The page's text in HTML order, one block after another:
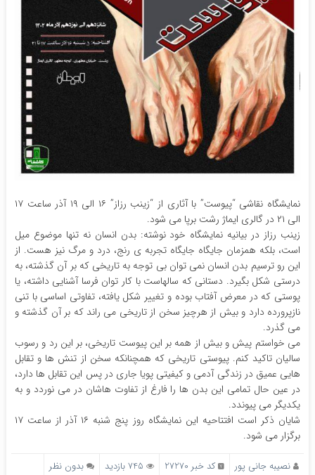
نمایشگاه نقاشی “پیوست” با آثاری از “زینب رزاز” ۱۶ الی ۱۹ آذر ساعت ۱۷
الی ۲۱ در گالری ایماژ رشت برپا می شود.
زینب رزاز در بیانیه نمایشگاه خود نوشته: بدن انسان نه تنها موضوع میل
است، بلکه همزمان جایگاه جایگاه تجربه ی رنج، درد و مرگ نیز هست. از
این رو ترسیم بدن انسان نمی توان بی توجه به تاریخی که بر آن گذشته، به
درستی شکل بگیرد. دستانی که سالهاست با کار توان فرسا آشنایی داشته، یا
پوستی که در معرض آفتاب بوده و تغییر شکل یافته، تفاوتی اساسی با تنی
نازپرورده دارد و بیش از هرچیز سخن از تاریخی می راند که بر آن گذشته و
می گذرد.
می خواستم پیش و بیش از همه بر این پیوست تاریخی، بر این رد و رسوب
سالیان تاکید کنم. پیوستی تاریخی که همچنانکه سخن از تنش ها و تقابل
هایی عمیق در زندگی آدمی و کیفیتی پویا جاری در پس این تقابل ها دارد،
در عین حال تمامی این بدن ها را فارغ از تفاوت هاشان در می نوردد و به
یکدیگر می پیوندد.
شایان ذکر است افتتاحیه این نمایشگاه روز پنج شنبه ۱۶ آذر از ساعت ۱۷
برگزار می شود.
نصیبه جانی پور کد خبر 27270 745 بازدید
بدون نظر